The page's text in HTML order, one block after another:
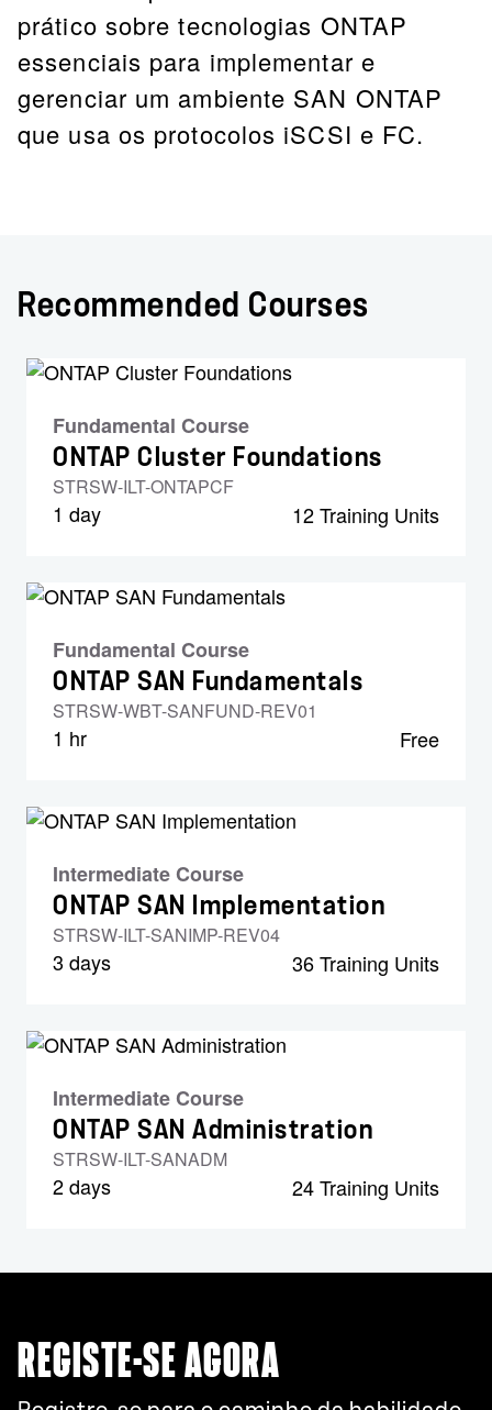
prático sobre tecnologias ONTAP
essenciais para implementar e
gerenciar um ambiente SAN ONTAP
que usa os protocolos iSCSI e FC.
Recommended Courses
Fundamental Course
ONTAP Cluster Foundations
STRSW-ILT-ONTAPCF
1 day 12 Training Units
Fundamental Course
ONTAP SAN Fundamentals
STRSW-WBT-SANFUND-REV01
1 hr Free
Intermediate Course
ONTAP SAN Implementation
STRSW-ILT-SANIMP-REV04
3 days 36 Training Units
Intermediate Course
ONTAP SAN Administration
STRSW-ILT-SANADM
2 days 24 Training Units
REGISTE-SE AGORA